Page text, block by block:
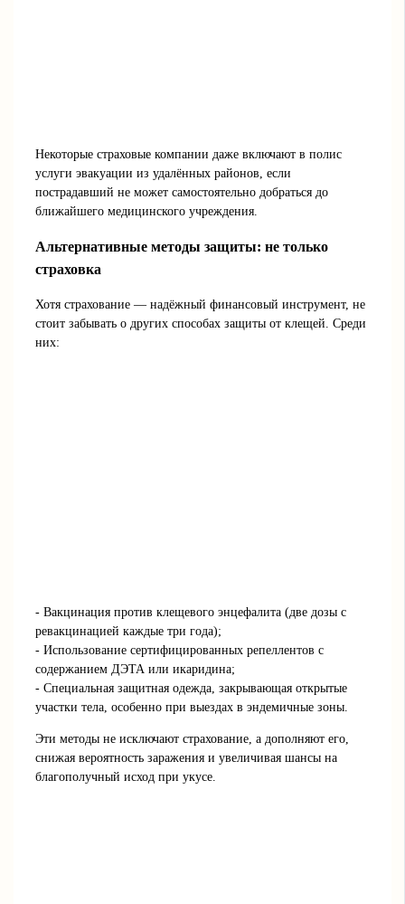
Некоторые страховые компании даже включают в полис
услуги эвакуации из удалённых районов, если
пострадавший не может самостоятельно добраться до
ближайшего медицинского учреждения.
Альтернативные методы защиты: не только
страховка
Хотя страхование — надёжный финансовый инструмент, не
стоит забывать о других способах защиты от клещей. Среди
них:
- Вакцинация против клещевого энцефалита (две дозы с
ревакцинацией каждые три года);
- Использование сертифицированных репеллентов с
содержанием ДЭТА или икаридина;
- Специальная защитная одежда, закрывающая открытые
участки тела, особенно при выездах в эндемичные зоны.
Эти методы не исключают страхование, а дополняют его,
снижая вероятность заражения и увеличивая шансы на
благополучный исход при укусе.